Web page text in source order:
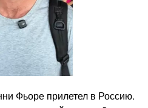
Фьоре прилетел в Россию.